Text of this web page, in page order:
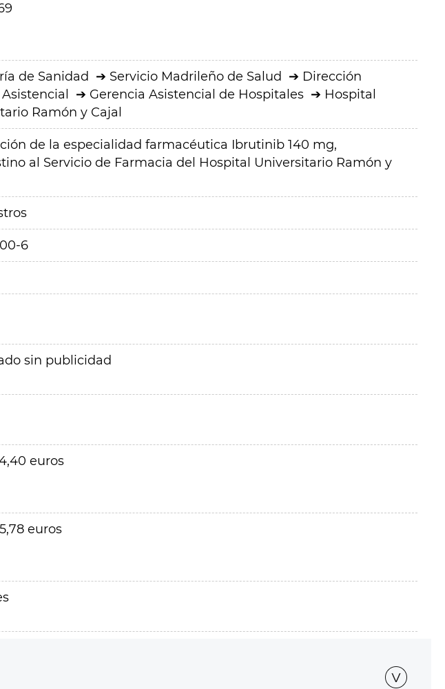
de Sanidad Servicio Madrileño de Salud
Dirección
Gerencia Asistencial de Hospitales
Hospital
Ramón y Cajal
de la especialidad farmacéutica Ibrutinib 140 mg,
al Servicio de Farmacia del Hospital Universitario Ramón y
6
sin publicidad
euros
euros